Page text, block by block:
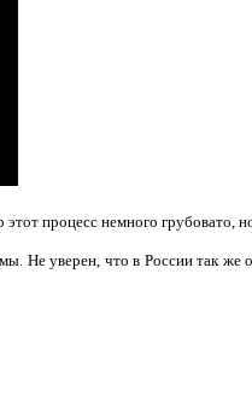
процесс немного грубовато,
Не уверен, что в России так же